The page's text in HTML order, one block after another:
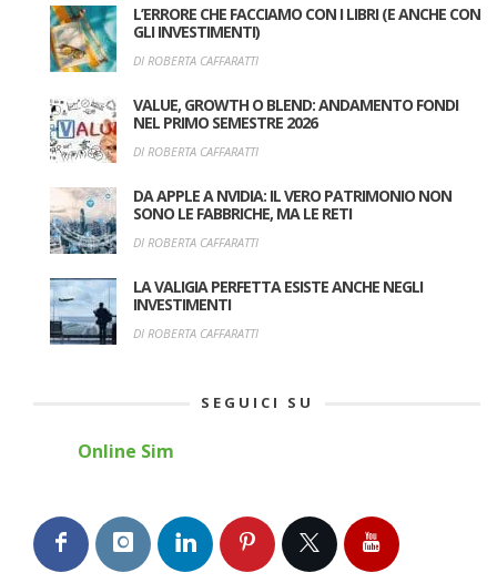
L’ERRORE CHE FACCIAMO CON I LIBRI (E ANCHE CON
GLI INVESTIMENTI)
DI ROBERTA CAFFARATTI
VALUE, GROWTH O BLEND: ANDAMENTO FONDI
NEL PRIMO SEMESTRE 2026
DI ROBERTA CAFFARATTI
DA APPLE A NVIDIA: IL VERO PATRIMONIO NON
SONO LE FABBRICHE, MA LE RETI
DI ROBERTA CAFFARATTI
LA VALIGIA PERFETTA ESISTE ANCHE NEGLI
INVESTIMENTI
DI ROBERTA CAFFARATTI
SEGUICI SU
Online Sim